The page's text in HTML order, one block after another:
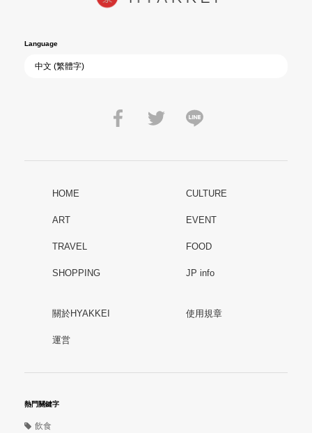
Language
HOME CULTURE
ART EVENT
TRAVEL FOOD
SHOPPING JP info
關於HYAKKEI 使用規章
運営
熱門關鍵字
飲食